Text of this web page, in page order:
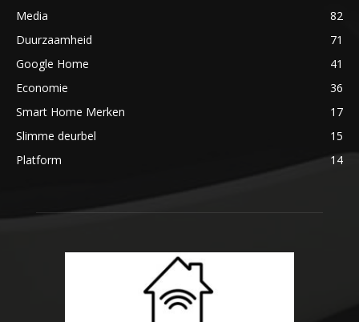
Media
82
Duurzaamheid
71
Google Home
41
Economie
36
Smart Home Merken
17
Slimme deurbel
15
Platform
14